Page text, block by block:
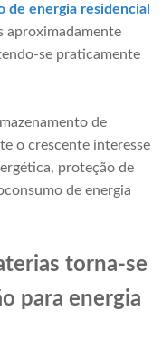
de energia residencial
aproximadamente
se praticamente
de
o crescente interesse
proteção de
de energia
torna-se
para energia